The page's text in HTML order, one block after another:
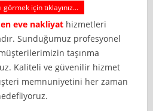
için tıklayınız...
eve nakliyat hizmetleri
Sunduğumuz profesyonel
taşınma
Kaliteli ve güvenilir hizmet
memnuniyetini her zaman